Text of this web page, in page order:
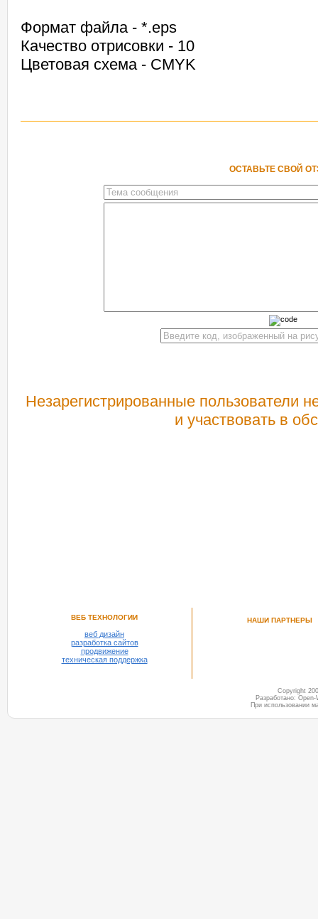
Формат файла - *.eps
Качество отрисовки - 10
Цветовая схема - CMYK
ОСТАВЬТЕ СВОЙ
Незарегистрированные пользователи
и участвовать в
ВЕБ ТЕХНОЛОГИИ
веб дизайн
разработка сайтов
продвижение
техническая поддержка
НАШИ ПАРТНЕРЫ
Copyright
Разработано:
При использовании